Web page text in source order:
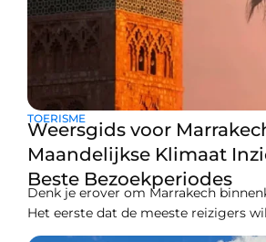
TOERISME
Weersgids voor
Maandelijkse Klimaat
Beste Bezoekperiodes
Denk je erover om Marrakech
Het eerste dat de meeste reizigers
is het weer daar? Het weer